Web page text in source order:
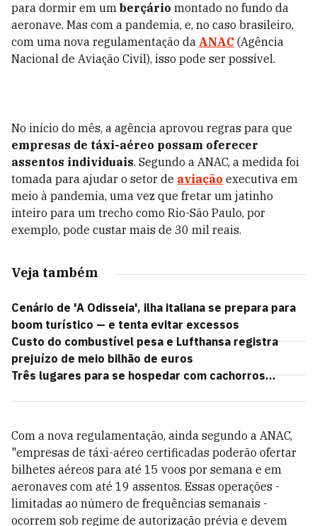
para dormir em um berçário montado no fundo da
aeronave. Mas com a pandemia, e, no caso brasileiro,
com uma nova regulamentação da ANAC (Agência
Nacional de Aviação Civil), isso pode ser possível.
No início do mês, a agência aprovou regras para que
empresas de táxi-aéreo possam oferecer
assentos individuais. Segundo a ANAC, a medida foi
tomada para ajudar o setor de aviação executiva em
meio à pandemia, uma vez que fretar um jatinho
inteiro para um trecho como Rio-São Paulo, por
exemplo, pode custar mais de 30 mil reais.
Veja também
Cenário de 'A Odisseia', ilha italiana se prepara para
boom turístico — e tenta evitar excessos
Custo do combustível pesa e Lufthansa registra
prejuízo de meio bilhão de euros
Três lugares para se hospedar com cachorros...
Com a nova regulamentação, ainda segundo a ANAC,
"empresas de táxi-aéreo certificadas poderão ofertar
bilhetes aéreos para até 15 voos por semana e em
aeronaves com até 19 assentos. Essas operações -
limitadas ao número de frequências semanais -
ocorrem sob regime de autorização prévia e devem